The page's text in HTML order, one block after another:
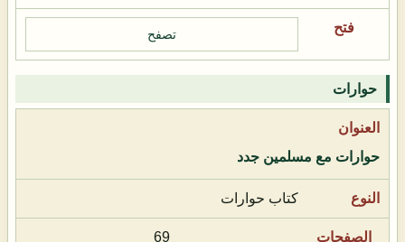
تصفح
حوارات
حوارات مع مسلمين جدد
كتاب حوارات
69